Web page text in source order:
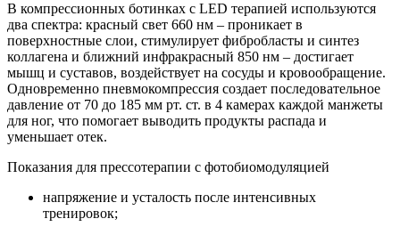
В компрессионных ботинках с LED терапией используются
два спектра: красный свет 660 нм – проникает в
поверхностные слои, стимулирует фибробласты и синтез
коллагена и ближний инфракрасный 850 нм – достигает
мышц и суставов, воздействует на сосуды и кровообращение.
Одновременно пневмокомпрессия создает последовательное
давление от 70 до 185 мм рт. ст. в 4 камерах каждой манжеты
для ног, что помогает выводить продукты распада и
уменьшает отек.
Показания для прессотерапии с фотобиомодуляцией
напряжение и усталость после интенсивных
тренировок;